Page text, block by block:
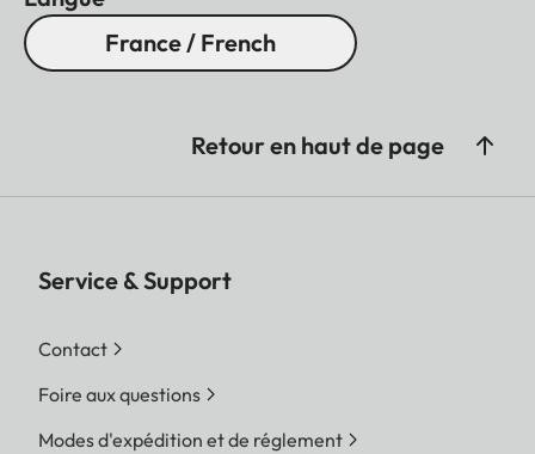
France / French
Retour en haut de page
Service & Support
Contact
Foire aux questions
Modes d'expédition et de réglement